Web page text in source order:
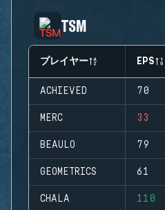
TSM
プレイヤー EPS
ACHIEVED 70
MERC 33
BEAULO 79
GEOMETRICS 61
CHALA 110